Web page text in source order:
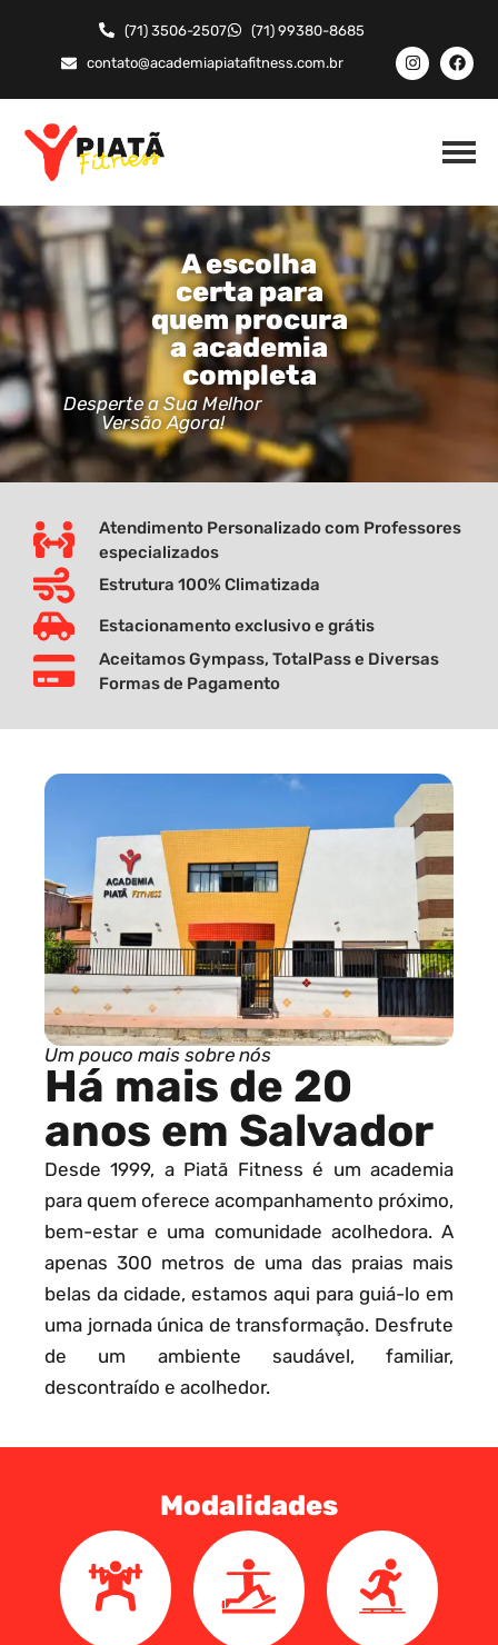
(71) 3506-2507
(71) 99380-8685
contato@academiapiatafitness.com.br
A escolha
certa para
quem procura
a academia
completa
Desperte a Sua Melhor
Versão Agora!
Atendimento Personalizado com Professores
especializados
Estrutura 100% Climatizada
Estacionamento exclusivo e grátis
Aceitamos Gympass, TotalPass e Diversas
Formas de Pagamento
Um pouco mais sobre nós
Há mais de 20
anos em Salvador
Desde 1999, a Piatã Fitness é um academia
para quem oferece acompanhamento próximo,
bem-estar e uma comunidade acolhedora. A
apenas 300 metros de uma das praias mais
belas da cidade, estamos aqui para guiá-lo em
uma jornada única de transformação. Desfrute
de um ambiente saudável, familiar,
descontraído e acolhedor.
Modalidades